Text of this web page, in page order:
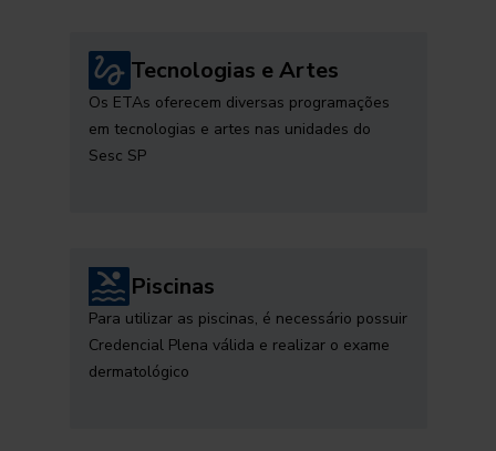
Tecnologias e Artes
Os ETAs oferecem diversas programações
em tecnologias e artes nas unidades do
Sesc SP
Piscinas
Para utilizar as piscinas, é necessário possuir
Credencial Plena válida e realizar o exame
dermatológico